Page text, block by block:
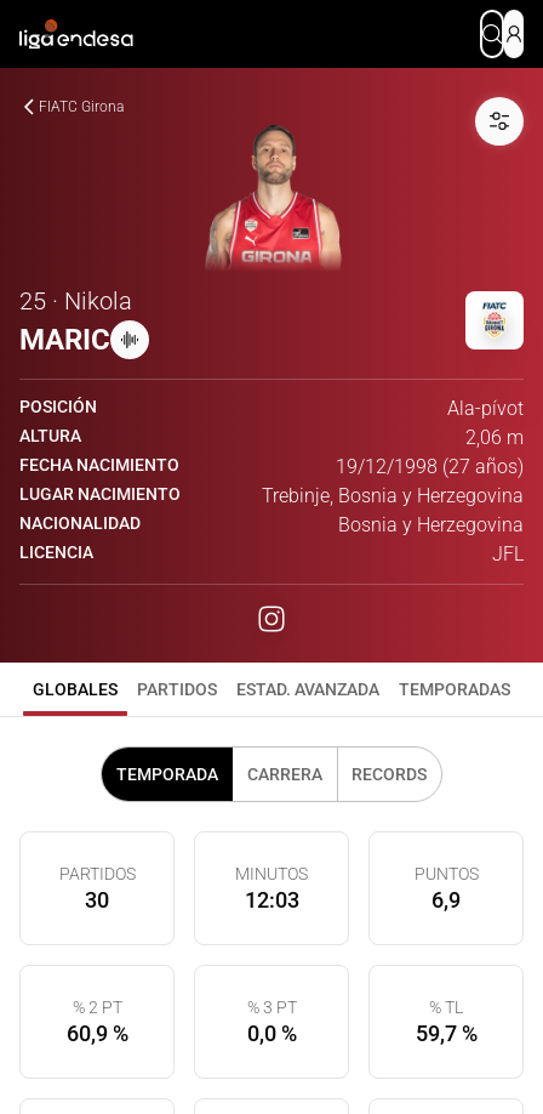
FIATC Girona
25 · Nikola
MARIC
POSICIÓN Ala-pívot
ALTURA 2,06 m
FECHA NACIMIENTO 19/12/1998 (27 años)
LUGAR NACIMIENTO Trebinje, Bosnia y Herzegovina
NACIONALIDAD Bosnia y Herzegovina
LICENCIA JFL
GLOBALES PARTIDOS ESTAD. AVANZADA TEMPORADAS
TEMPORADA CARRERA RECORDS
PARTIDOS
30
MINUTOS
12:03
PUNTOS
6,9
% 2 PT
60,9 %
% 3 PT
0,0 %
% TL
59,7 %